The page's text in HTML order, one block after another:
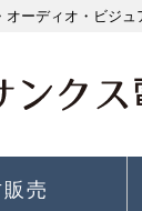
ーディオ・ビジ
売